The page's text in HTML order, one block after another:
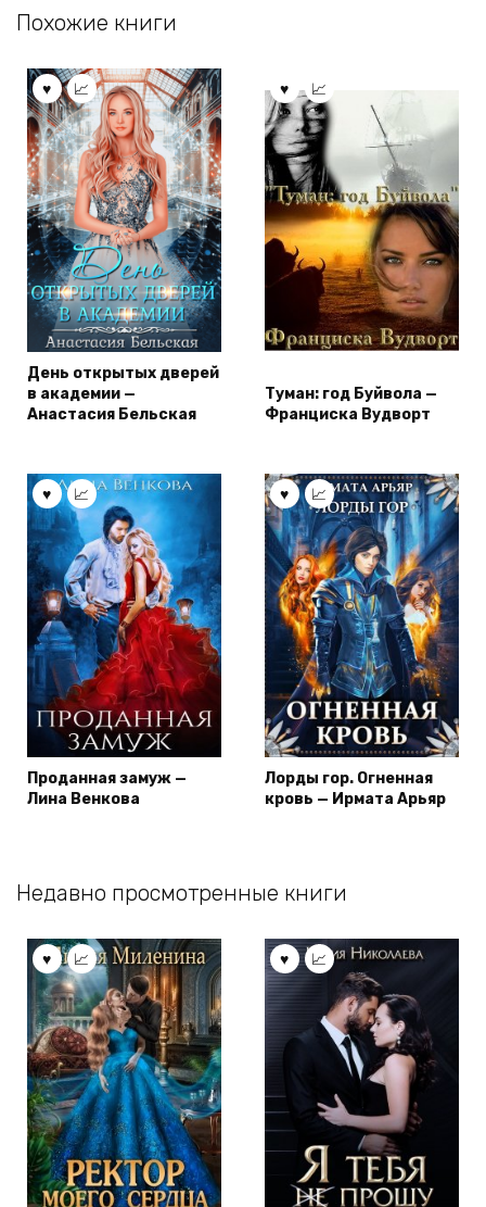
Похожие книги
День открытых дверей
в академии —
Анастасия Бельская
Туман: год Буйвола —
Франциска Вудворт
Проданная замуж —
Лина Венкова
Лорды гор. Огненная
кровь — Ирмата Арьяр
Недавно просмотренные книги